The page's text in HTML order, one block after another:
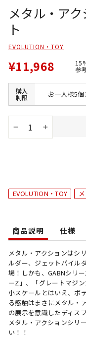
メタル・ア
ト
EVOLUTION・TOY
¥11,968 参
購入
制限
お一人様5個
+
EVOLUTION・TOY
商品説明 仕様
メタル・アクションはシ
ルダー、ジェットパイル
場！しかも、GABNシリ
ーZ」、「グレートマジ
小スケールとはいえ、ボ
る感触はまさにメタル・
の展示を意識したディス
メタル・アクションシリ
い！！